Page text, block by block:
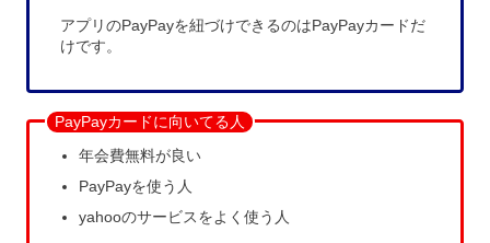
アプリのPayPayを紐づけできるのはPayPayカードだ
けです。
PayPayカードに向いてる人
年会費無料が良い
PayPayを使う人
yahooのサービスをよく使う人